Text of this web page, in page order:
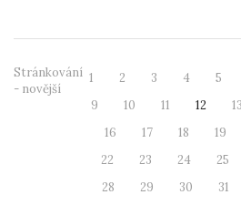
Stránkování
- novější
1 2 3 4 5
9
10 11 12 13
16
17 18 19
22
23 24 25
28
29 30 31